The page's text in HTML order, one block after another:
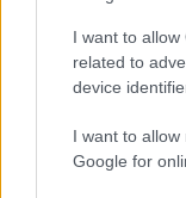
I want to
related to
device
I want to
Google for
να ανεβάσει
29 Νοεμβρίου/